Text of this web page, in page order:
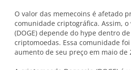
O valor das memecoins é afetado
comunidade criptográfica. Assim, o
(DOGE) depende do hype dentro
criptomoedas. Essa comunidade
aumento de seu preço em maio de